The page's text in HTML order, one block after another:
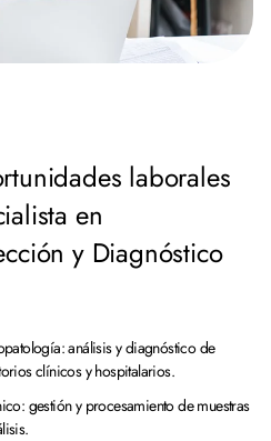
laborales
en
y Diagnóstico
análisis y diagnóstico de
clínicos y hospitalarios.
gestión y procesamiento de muestras